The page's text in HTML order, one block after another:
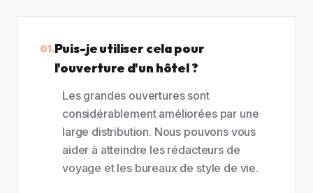
01.Puis-je utiliser cela pour
l'ouverture d'un hôtel ?
Les grandes ouvertures sont
considérablement améliorées par une
large distribution. Nous pouvons vous
aider à atteindre les rédacteurs de
voyage et les bureaux de style de vie.